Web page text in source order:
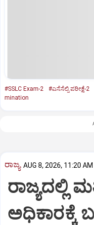
#SSLC Exam-2 #ಎಸೆಸೆಲ್ಸಿ ಪರೀಕ್ಷೆ-2
mination
ರಾಜ್ಯ AUG 8, 2026, 11:20
ರಾಜ್ಯದಲ್ಲಿ
ಅಧಿಕಾರಕ್ಕೆ